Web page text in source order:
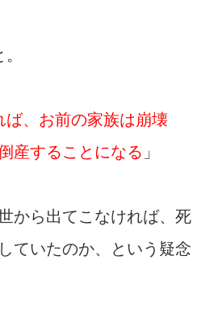
ば、お前の家族は崩壊
産することになる 」
から出てこなければ、死
ていたのか、という疑念